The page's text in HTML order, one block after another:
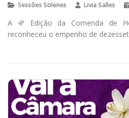
Sessões Solenes Livia Salles
A 4ª Edição da Comenda de
reconheceu o empenho de